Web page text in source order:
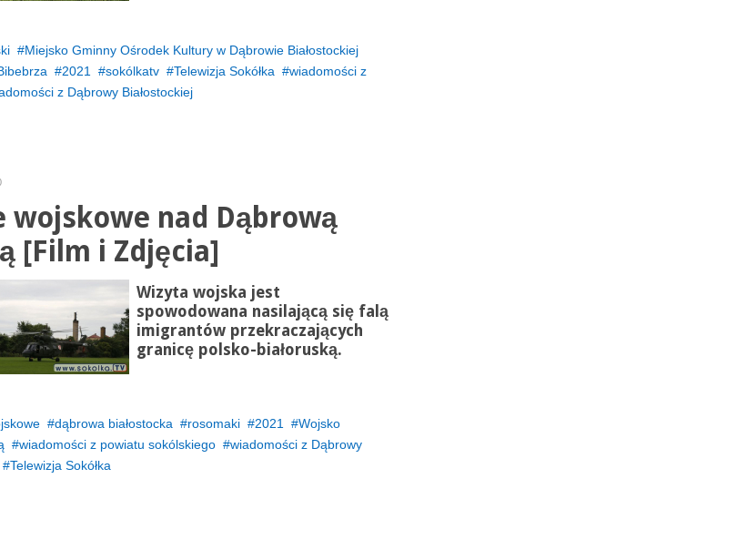
Miejsko Gminny Ośrodek Kultury w Dąbrowie Białostockiej
2021 sokólkatv Telewizja Sokółka
wiadomości z
z Dąbrowy Białostockiej
wojskowe nad Dąbrową
[Film i Zdjęcia]
Wizyta wojska jest
spowodowana nasilającą się falą
imigrantów przekraczających
granicę polsko-białoruską.
dąbrowa białostocka rosomaki 2021
Wojsko
wiadomości z powiatu sokólskiego
wiadomości z Dąbrowy
Telewizja Sokółka